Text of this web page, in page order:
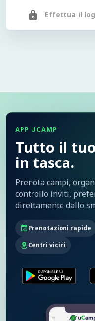
Effettua il
APP UCAMP
Tutto il
in tasca.
Prenota campi,
controllo inviti,
direttamente dallo
Prenotazioni rapide
Centri vicini